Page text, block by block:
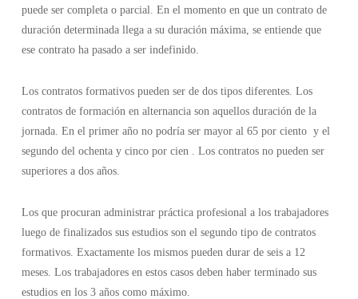
puede ser completa o parcial. En el momento en que un contrato de
duración determinada llega a su duración máxima, se entiende que
ese contrato ha pasado a ser indefinido.
Los contratos formativos pueden ser de dos tipos diferentes. Los
contratos de formación en alternancia son aquellos duración de la
jornada. En el primer año no podría ser mayor al 65 por ciento y el
segundo del ochenta y cinco por cien . Los contratos no pueden ser
superiores a dos años.
Los que procuran administrar práctica profesional a los trabajadores
luego de finalizados sus estudios son el segundo tipo de contratos
formativos. Exactamente los mismos pueden durar de seis a 12
meses. Los trabajadores en estos casos deben haber terminado sus
estudios en los 3 años como máximo.